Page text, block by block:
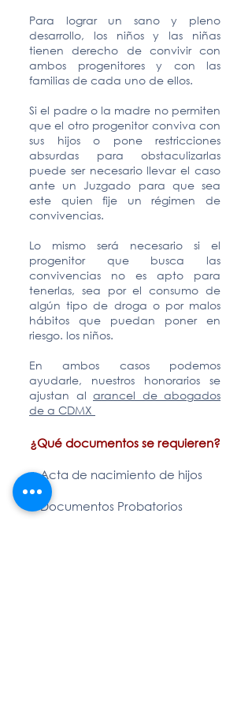
Para lograr un sano y pleno
desarrollo, los niños y las niñas
tienen derecho de convivir con
ambos progenitores y con las
familias de cada uno de ellos.
Si el padre o la madre no permiten
que el otro progenitor conviva con
sus hijos o pone restricciones
absurdas para obstaculizarlas
puede ser necesario llevar el caso
ante un Juzgado para que sea
este quien fije un régimen de
convivencias.
Lo mismo será necesario si el
progenitor que busca las
convivencias no es apto para
tenerlas, sea por el consumo de
algún tipo de droga o por malos
hábitos que puedan poner en
riesgo. los niños.
En ambos casos podemos
ayudarle, nuestros honorarios se
ajustan al arancel de abogados
de a CDMX
¿Qué documentos se requieren?
+ Acta de nacimiento de hijos
+ Documentos Probatorios